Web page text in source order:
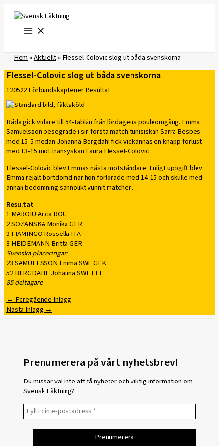
innehåll
Hem»Aktuellt»Flessel-Colovic slog ut båda svenskorna
Flessel-Colovic slog ut båda svenskorna
120522FörbundskaptenerResultat
Båda gick vidare till 64-tablån från lördagens pouleomgång. Emma
Samuelsson besegrade i sin första match tunisiskan Sarra Besbes
med 15-5 medan Johanna Bergdahl fick vidkännas en knapp förlust
med 13-15 mot fransyskan Laura Flessel-Colovic.
Flessel-Colovic blev Emmas nästa motståndare. Enligt uppgift blev
Emma rejält bortdömd när hon förlorade med 14-15 och skulle med
annan bedömning sannolikt vunnit matchen.
Resultat
1 MAROIU Anca ROU
2 SOZANSKA Monika GER
3 FIAMINGO Rossella ITA
3 HEIDEMANN Britta GER
Svenska placeringar:
23 SAMUELSSON Emma SWE GFK
52 BERGDAHL Johanna SWE FFF
85 deltagare
← Föregående Inlägg
Nästa Inlägg →
Prenumerera på vårt nyhetsbrev!
Du missar väl inte att få nyheter och viktig information om
Svensk Fäktning?